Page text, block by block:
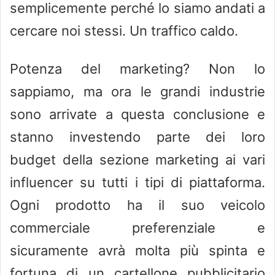
semplicemente perché lo siamo andati a
cercare noi stessi. Un traffico caldo.
Potenza del marketing? Non lo
sappiamo, ma ora le grandi industrie
sono arrivate a questa conclusione e
stanno investendo parte dei loro
budget della sezione marketing ai vari
influencer su tutti i tipi di piattaforma.
Ogni prodotto ha il suo veicolo
commerciale preferenziale e
sicuramente avrà molta più spinta e